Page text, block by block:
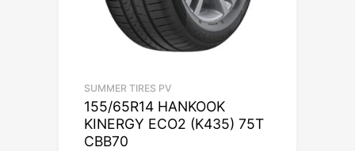
SUMMER TIRES PV
155/65R14 HANKOOK
KINERGY ECO2 (K435) 75T
CBB70